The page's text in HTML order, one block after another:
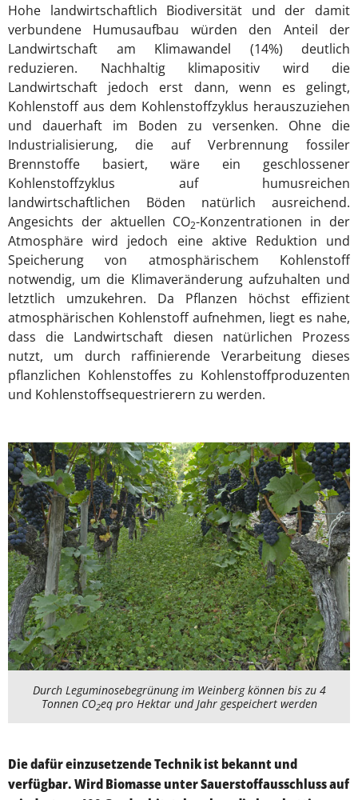
Hohe landwirtschaftlich Biodiversität und der damit
verbundene Humusaufbau würden den Anteil der
Landwirtschaft am Klimawandel (14%) deutlich
reduzieren. Nachhaltig klimapositiv wird die
Landwirtschaft jedoch erst dann, wenn es gelingt,
Kohlenstoff aus dem Kohlenstoffzyklus herauszuziehen
und dauerhaft im Boden zu versenken. Ohne die
Industrialisierung, die auf Verbrennung fossiler
Brennstoffe basiert, wäre ein geschlossener
Kohlenstoffzyklus auf humusreichen
landwirtschaftlichen Böden natürlich ausreichend.
Angesichts der aktuellen CO2-Konzentrationen in der
Atmosphäre wird jedoch eine aktive Reduktion und
Speicherung von atmosphärischem Kohlenstoff
notwendig, um die Klimaveränderung aufzuhalten und
letztlich umzukehren. Da Pflanzen höchst effizient
atmosphärischen Kohlenstoff aufnehmen, liegt es nahe,
dass die Landwirtschaft diesen natürlichen Prozess
nutzt, um durch raffinierende Verarbeitung dieses
pflanzlichen Kohlenstoffes zu Kohlenstoffproduzenten
und Kohlenstoffsequestrierern zu werden.
Durch Leguminosebegrünung im Weinberg können bis zu 4
Tonnen CO2eq pro Hektar und Jahr gespeichert werden
Die dafür einzusetzende Technik ist bekannt und
verfügbar. Wird Biomasse unter Sauerstoffausschluss auf